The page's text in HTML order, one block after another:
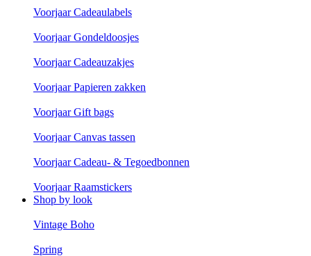
Voorjaar Cadeaulabels
Voorjaar Gondeldoosjes
Voorjaar Cadeauzakjes
Voorjaar Papieren zakken
Voorjaar Gift bags
Voorjaar Canvas tassen
Voorjaar Cadeau- & Tegoedbonnen
Voorjaar Raamstickers
Shop by look
Vintage Boho
Spring